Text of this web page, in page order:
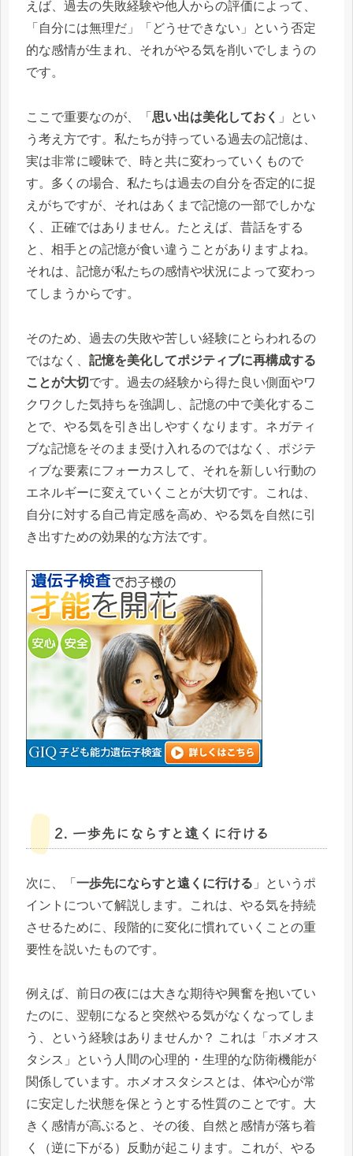
えば、過去の失敗経験や他人からの評価によって、
「自分には無理だ」「どうせできない」という否定
的な感情が生まれ、それがやる気を削いでしまうの
です。
ここで重要なのが、「 思い出は美化しておく
」とい
う考え方です。私たちが持っている過去の記憶は、
実は非常に曖昧で、時と共に変わっていくもので
す。多くの場合、私たちは過去の自分を否定的に捉
えがちですが、それはあくまで記憶の一部でしかな
く、正確ではありません。たとえば、昔話をする
と、相手との記憶が食い違うことがありますよね。
それは、記憶が私たちの感情や状況によって変わっ
てしまうからです。
そのため、過去の失敗や苦しい経験にとらわれるの
ではなく、 記憶を美化してポジティブに再構成する
ことが大切 です。過去の経験から得た良い側面やワ
クワクした気持ちを強調し、記憶の中で美化するこ
とで、やる気を引き出しやすくなります。ネガティ
ブな記憶をそのまま受け入れるのではなく、ポジテ
ィブな要素にフォーカスして、それを新しい行動の
エネルギーに変えていくことが大切です。これは、
自分に対する自己肯定感を高め、やる気を自然に引
き出すための効果的な方法です。
2. 一歩先にならすと遠くに行ける
次に、「 一歩先にならすと遠くに行ける 」というポ
イントについて解説します。これは、やる気を持続
させるために、段階的に変化に慣れていくことの重
要性を説いたものです。
例えば、前日の夜には大きな期待や興奮を抱いてい
たのに、翌朝になると突然やる気がなくなってしま
う、という経験はありませんか？ これは「ホメオス
タシス」という人間の心理的・生理的な防衛機能が
関係しています。ホメオスタシスとは、体や心が常
に安定した状態を保とうとする性質のことです。大
きく感情が高ぶると、その後、自然と感情が落ち着
く（逆に下がる）反動が起こります。これが、やる